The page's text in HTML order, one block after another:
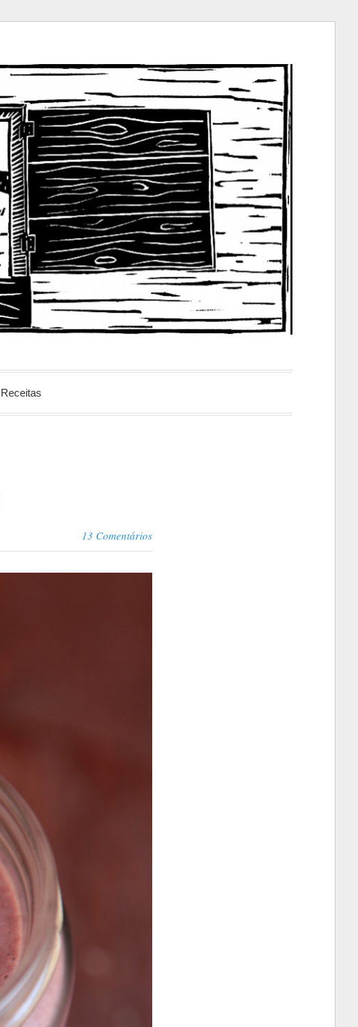
Receitas
13 Comentários